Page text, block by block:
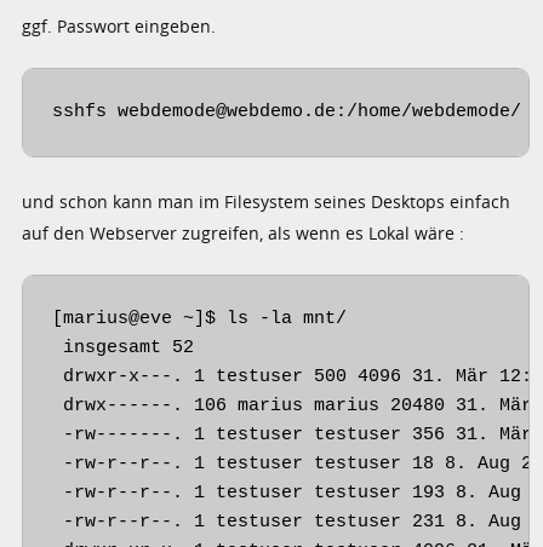
ggf. Passwort eingeben.
sshfs webdemode@webdemo.de:/home/webdemode/
und schon kann man im Filesystem seines Desktops einfach
auf den Webserver zugreifen, als wenn es Lokal wäre :
[marius@eve ~]$ ls -la mnt/
insgesamt 52
drwxr-x---. 1 testuser 500 4096 31. Mär
drwx------. 106 marius marius 20480 31.
-rw-------. 1 testuser testuser 356 31. Mär
-rw-r--r--. 1 testuser testuser 18 8. Aug
-rw-r--r--. 1 testuser testuser 193 8. Aug
-rw-r--r--. 1 testuser testuser 231 8. Aug